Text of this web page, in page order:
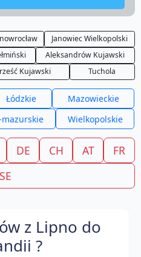
Janowiec Wielkopolski
Aleksandrów Kujawski
Kujawski Tuchola
Łódzkie
Mazowieckie
Wielkopolskie
DE CH AT
FR
SE
z Lipno do
?